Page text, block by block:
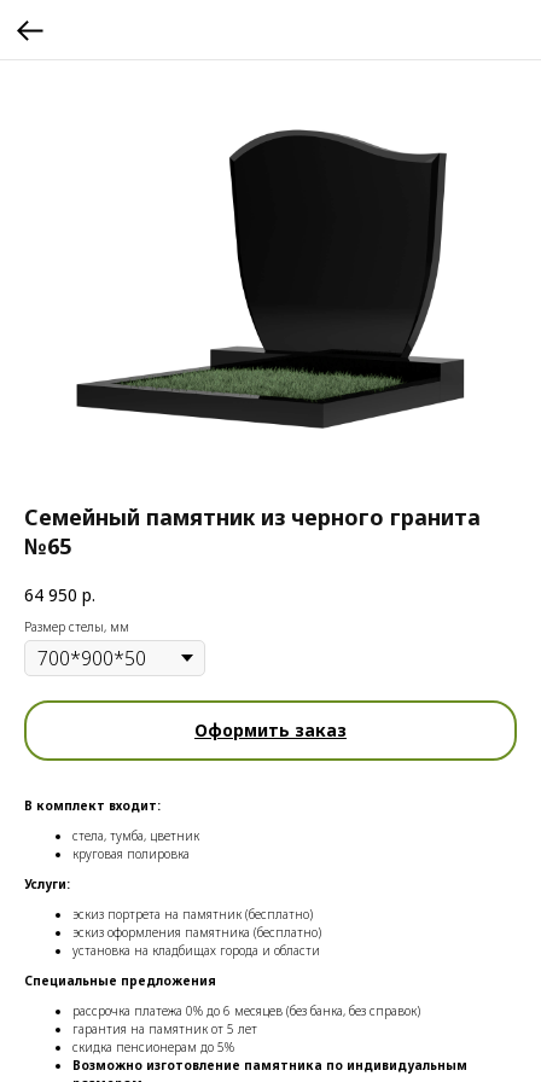
Семейный памятник из черного гранита
№65
64 950 р.
Размер стелы, мм
Оформить заказ
В комплект входит:
стела, тумба, цветник
круговая полировка
Услуги:
эскиз портрета на памятник (бесплатно)
эскиз оформления памятника (бесплатно)
установка на кладбищах города и области
Специальные предложения
рассрочка платежа 0% до 6 месяцев (без банка, без справок)
гарантия на памятник от 5 лет
скидка пенсионерам до 5%
Возможно изготовление памятника по индивидуальным